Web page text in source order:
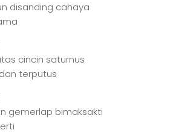
disanding cahaya
cincin saturnus
terputus
gemerlap bimaksakti